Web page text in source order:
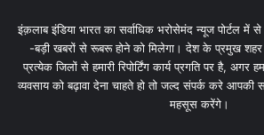
इंक़लाब इंडिया भारत का सर्वाधिक भरोसेमंद न्यूज पोर्टल में
-बड़ी खबरों से रूबरू होने को मिलेगा। देश के प्रमुख
प्रत्येक जिलों से हमारी रिपोर्टिंग कार्य प्रगति पर है, अगर
व्यवसाय को बढ़ावा देना चाहते हो तो जल्द संपर्क करे आपकी
महसूस करेंगे।